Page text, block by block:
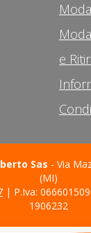
e
Sas - Via
(MI)
| P.Iva:
1906232